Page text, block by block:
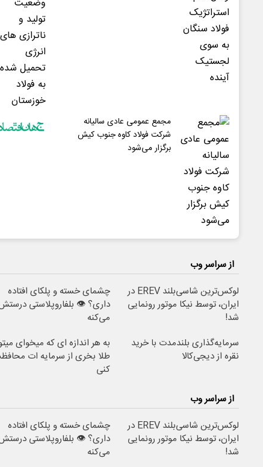
مجمع عمومی عادی سالیانه
شرکت فولاد کاوه جنوب کیش
برگزار می‌شود
از سراسر وب
لوکس‌ترین شاسی‌بلند EREV در
ایران، توسط نیکا موتور رونمایی
شد!
چشمای خسته و پلکای افتاده
داری؟ 👁 بلفاروپلاستی
می‌کنه
سرمایه‌گذاری بلندمدت با خرید
نقره از دیجی‌کالا
به هر اندازه ای که میخوای
طلا بخری از سرمایه ات
کنی
از سراسر وب
لوکس‌ترین شاسی‌بلند EREV در
ایران، توسط نیکا موتور رونمایی
شد!
چشمای خسته و پلکای افتاده
داری؟ 👁 بلفاروپلاستی
می‌کنه